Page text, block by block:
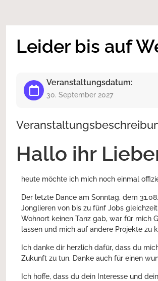
Leider bis auf
Veranstaltungsdatum:
30. September 2027
Hallo ihr
heute möchte ich mich noch einmal
Der letzte Dance am Sonntag, dem
Jonglieren von bis zu fünf Jobs
Wohnort keinen Tanz gab, war für mich
lassen und mich auf andere Projekte zu
Ich danke dir herzlich dafür, dass du
Zukunft zu tun. Danke auch für einen
Ich hoffe, dass du dein Interesse und